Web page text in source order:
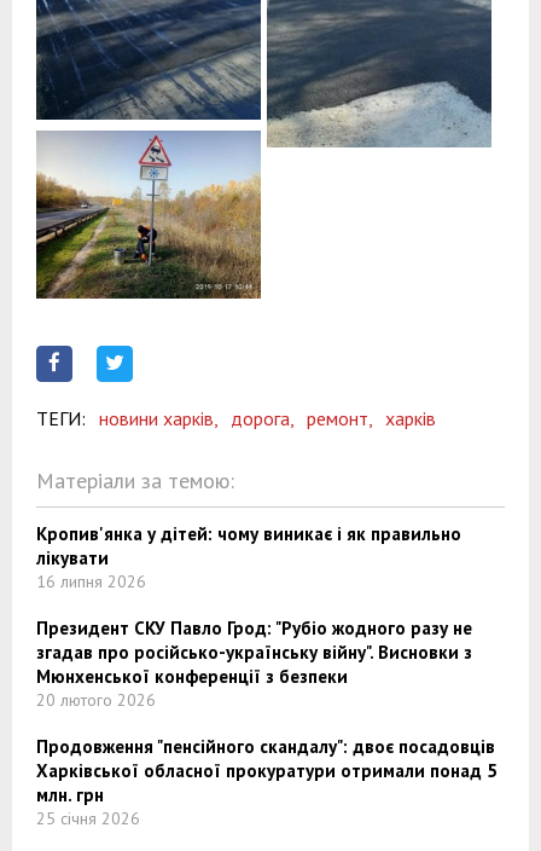
ТЕГИ: новини харків, дорога, ремонт, харків
Матеріали за темою:
Кропив'янка у дітей: чому виникає і як правильно
лікувати
16 липня 2026
Президент СКУ Павло Грод: "Рубіо жодного разу не
згадав про російсько-українську війну". Висновки з
Мюнхенської конференції з безпеки
20 лютого 2026
Продовження "пенсійного скандалу": двоє посадовців
Харківської обласної прокуратури отримали понад 5
млн. грн
25 січня 2026